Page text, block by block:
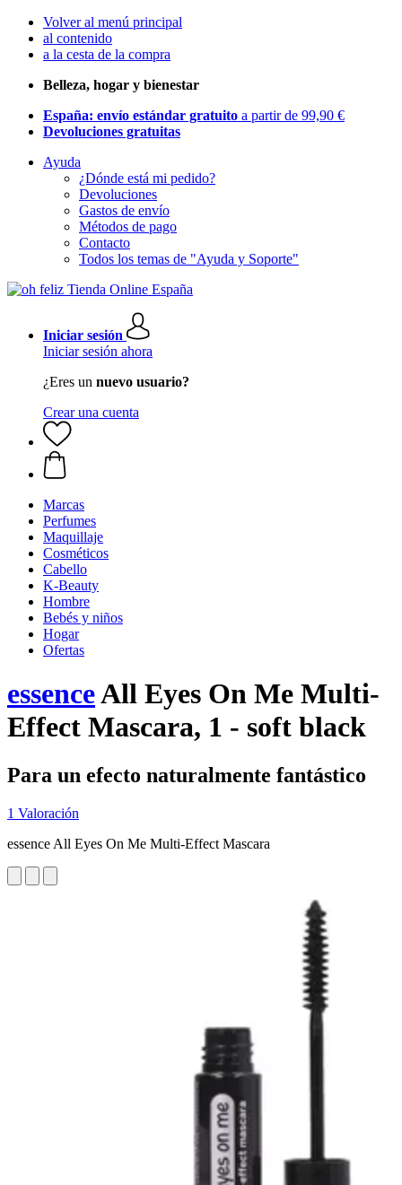
Volver al menú principal
al contenido
a la cesta de la compra
Belleza, hogar y bienestar
España: envío estándar gratuito a partir de 99,90 €
Devoluciones gratuitas
Ayuda
¿Dónde está mi pedido?
Devoluciones
Gastos de envío
Métodos de pago
Contacto
Todos los temas de "Ayuda y Soporte"
Iniciar sesión
Iniciar sesión ahora
¿Eres un nuevo usuario?
Crear una cuenta
Marcas
Perfumes
Maquillaje
Cosméticos
Cabello
K-Beauty
Hombre
Bebés y niños
Hogar
Ofertas
essenceAll Eyes On Me Multi-
Effect Mascara, 1 - soft black
Para un efecto naturalmente fantástico
1 Valoración
essence All Eyes On Me Multi-Effect Mascara